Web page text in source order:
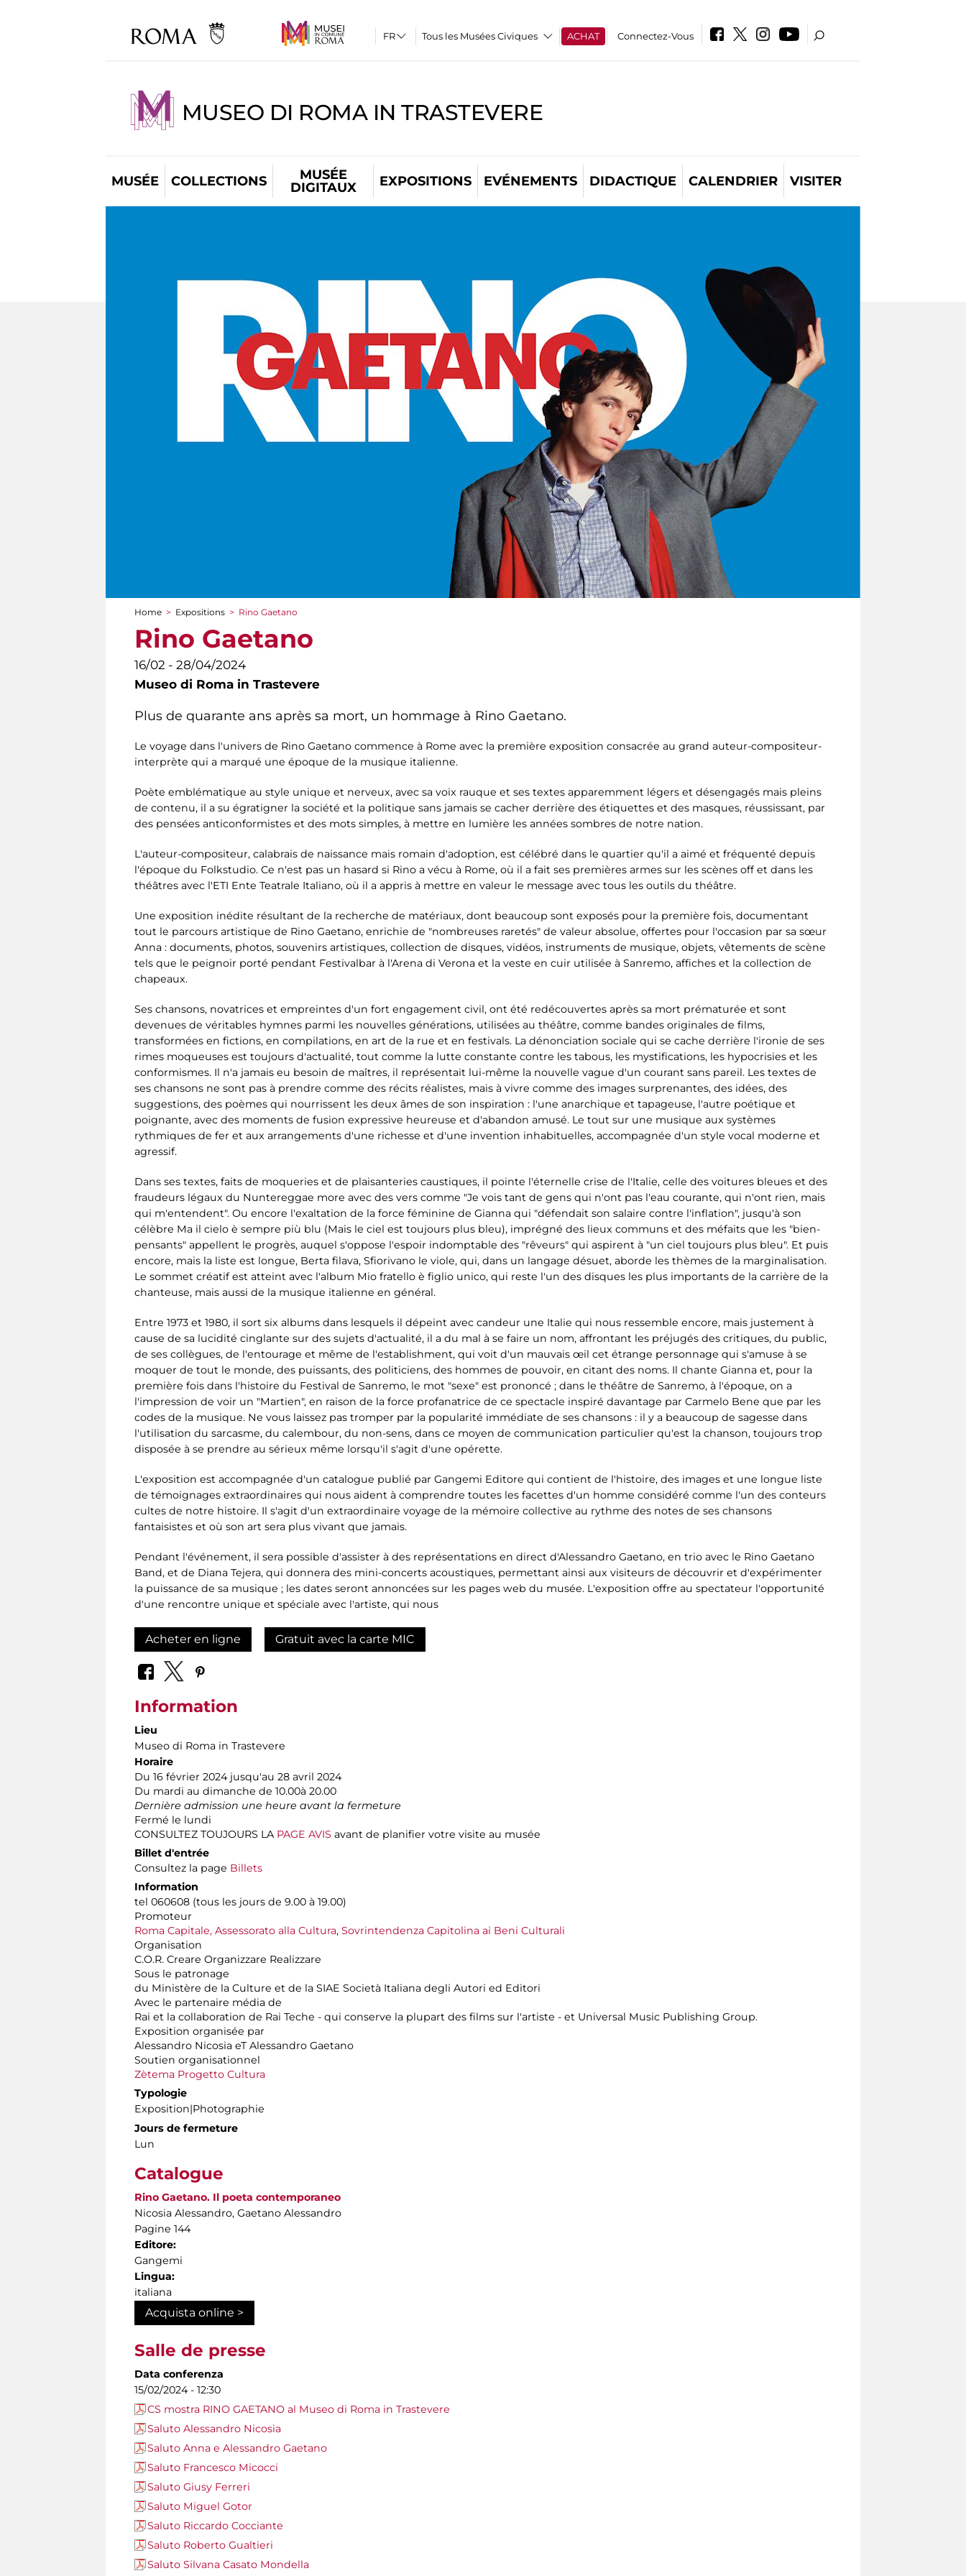
Tous les Musées Civiques ACHAT Connectez-Vous
MUSEO DI ROMA IN TRASTEVERE
MUSÉE COLLECTIONS
MUSÉE
DIGITAUX
EXPOSITIONS EVÉNEMENTS DIDACTIQUE CALENDRIER VISITER
You are here
Home > Expositions > Rino Gaetano
Rino Gaetano
16/02 - 28/04/2024
Museo di Roma in Trastevere
Plus de quarante ans après sa mort, un hommage à Rino Gaetano.
Le voyage dans l'univers de Rino Gaetano commence à Rome avec la première exposition consacrée au grand auteur-compositeur-
interprète qui a marqué une époque de la musique italienne.
Poète emblématique au style unique et nerveux, avec sa voix rauque et ses textes apparemment légers et désengagés mais pleins
de contenu, il a su égratigner la société et la politique sans jamais se cacher derrière des étiquettes et des masques, réussissant, par
des pensées anticonformistes et des mots simples, à mettre en lumière les années sombres de notre nation.
L'auteur-compositeur, calabrais de naissance mais romain d'adoption, est célébré dans le quartier qu'il a aimé et fréquenté depuis
l'époque du Folkstudio. Ce n'est pas un hasard si Rino a vécu à Rome, où il a fait ses premières armes sur les scènes off et dans les
théâtres avec l'ETI Ente Teatrale Italiano, où il a appris à mettre en valeur le message avec tous les outils du théâtre.
Une exposition inédite résultant de la recherche de matériaux, dont beaucoup sont exposés pour la première fois, documentant
tout le parcours artistique de Rino Gaetano, enrichie de "nombreuses raretés" de valeur absolue, offertes pour l'occasion par sa sœur
Anna : documents, photos, souvenirs artistiques, collection de disques, vidéos, instruments de musique, objets, vêtements de scène
tels que le peignoir porté pendant Festivalbar à l'Arena di Verona et la veste en cuir utilisée à Sanremo, affiches et la collection de
chapeaux.
Ses chansons, novatrices et empreintes d'un fort engagement civil, ont été redécouvertes après sa mort prématurée et sont
devenues de véritables hymnes parmi les nouvelles générations, utilisées au théâtre, comme bandes originales de films,
transformées en fictions, en compilations, en art de la rue et en festivals. La dénonciation sociale qui se cache derrière l'ironie de ses
rimes moqueuses est toujours d'actualité, tout comme la lutte constante contre les tabous, les mystifications, les hypocrisies et les
conformismes. Il n'a jamais eu besoin de maîtres, il représentait lui-même la nouvelle vague d'un courant sans pareil. Les textes de
ses chansons ne sont pas à prendre comme des récits réalistes, mais à vivre comme des images surprenantes, des idées, des
suggestions, des poèmes qui nourrissent les deux âmes de son inspiration : l'une anarchique et tapageuse, l'autre poétique et
poignante, avec des moments de fusion expressive heureuse et d'abandon amusé. Le tout sur une musique aux systèmes
rythmiques de fer et aux arrangements d'une richesse et d'une invention inhabituelles, accompagnée d'un style vocal moderne et
agressif.
Dans ses textes, faits de moqueries et de plaisanteries caustiques, il pointe l'éternelle crise de l'Italie, celle des voitures bleues et des
fraudeurs légaux du Nuntereggae more avec des vers comme "Je vois tant de gens qui n'ont pas l'eau courante, qui n'ont rien, mais
qui m'entendent". Ou encore l'exaltation de la force féminine de Gianna qui "défendait son salaire contre l'inflation", jusqu'à son
célèbre Ma il cielo è sempre più blu (Mais le ciel est toujours plus bleu), imprégné des lieux communs et des méfaits que les "bien-
pensants" appellent le progrès, auquel s'oppose l'espoir indomptable des "rêveurs" qui aspirent à "un ciel toujours plus bleu". Et puis
encore, mais la liste est longue, Berta filava, Sfiorivano le viole, qui, dans un langage désuet, aborde les thèmes de la marginalisation.
Le sommet créatif est atteint avec l'album Mio fratello è figlio unico, qui reste l'un des disques les plus importants de la carrière de la
chanteuse, mais aussi de la musique italienne en général.
Entre 1973 et 1980, il sort six albums dans lesquels il dépeint avec candeur une Italie qui nous ressemble encore, mais justement à
cause de sa lucidité cinglante sur des sujets d'actualité, il a du mal à se faire un nom, affrontant les préjugés des critiques, du public,
de ses collègues, de l'entourage et même de l'establishment, qui voit d'un mauvais œil cet étrange personnage qui s'amuse à se
moquer de tout le monde, des puissants, des politiciens, des hommes de pouvoir, en citant des noms. Il chante Gianna et, pour la
première fois dans l'histoire du Festival de Sanremo, le mot "sexe" est prononcé ; dans le théâtre de Sanremo, à l'époque, on a
l'impression de voir un "Martien", en raison de la force profanatrice de ce spectacle inspiré davantage par Carmelo Bene que par les
codes de la musique. Ne vous laissez pas tromper par la popularité immédiate de ses chansons : il y a beaucoup de sagesse dans
l'utilisation du sarcasme, du calembour, du non-sens, dans ce moyen de communication particulier qu'est la chanson, toujours trop
disposée à se prendre au sérieux même lorsqu'il s'agit d'une opérette.
L'exposition est accompagnée d'un catalogue publié par Gangemi Editore qui contient de l'histoire, des images et une longue liste
de témoignages extraordinaires qui nous aident à comprendre toutes les facettes d'un homme considéré comme l'un des conteurs
cultes de notre histoire. Il s'agit d'un extraordinaire voyage de la mémoire collective au rythme des notes de ses chansons
fantaisistes et où son art sera plus vivant que jamais.
Pendant l'événement, il sera possible d'assister à des représentations en direct d'Alessandro Gaetano, en trio avec le Rino Gaetano
Band, et de Diana Tejera, qui donnera des mini-concerts acoustiques, permettant ainsi aux visiteurs de découvrir et d'expérimenter
la puissance de sa musique ; les dates seront annoncées sur les pages web du musée. L'exposition offre au spectateur l'opportunité
d'une rencontre unique et spéciale avec l'artiste, qui nous
Acheter en ligne Gratuit avec la carte MIC
Information
Lieu
Museo di Roma in Trastevere
Horaire
Du 16 février 2024 jusqu'au 28 avril 2024
Du mardi au dimanche de 10.00à 20.00
Dernière admission une heure avant la fermeture
Fermé le lundi
CONSULTEZ TOUJOURS LA PAGE AVIS avant de planifier votre visite au musée
Billet d'entrée
Consultez la page Billets
Information
tel 060608 (tous les jours de 9.00 à 19.00)
Promoteur
Roma Capitale, Assessorato alla Cultura, Sovrintendenza Capitolina ai Beni Culturali
Organisation
C.O.R. Creare Organizzare Realizzare
Sous le patronage
du Ministère de la Culture et de la SIAE Società Italiana degli Autori ed Editori
Avec le partenaire média de
Rai et la collaboration de Rai Teche - qui conserve la plupart des films sur l'artiste - et Universal Music Publishing Group.
Exposition organisée par
Alessandro Nicosia eT Alessandro Gaetano
Soutien organisationnel
Zètema Progetto Cultura
Typologie
Exposition|Photographie
Jours de fermeture
Lun
Catalogue
Rino Gaetano. Il poeta contemporaneo
Nicosia Alessandro, Gaetano Alessandro
Pagine 144
Editore:
Gangemi
Lingua:
italiana
Acquista online >
Salle de presse
Data conferenza
15/02/2024 - 12:30
CS mostra RINO GAETANO al Museo di Roma in Trastevere
Saluto Alessandro Nicosia
Saluto Anna e Alessandro Gaetano
Saluto Francesco Micocci
Saluto Giusy Ferreri
Saluto Miguel Gotor
Saluto Riccardo Cocciante
Saluto Roberto Gualtieri
Saluto Silvana Casato Mondella